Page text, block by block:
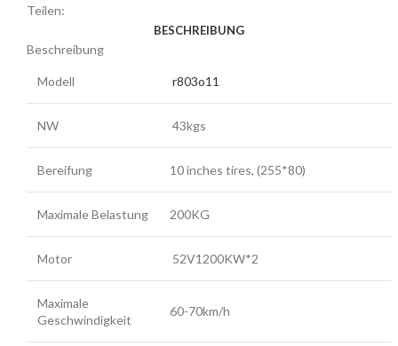
Teilen:
BESCHREIBUNG
Beschreibung
Modell r803o11
NW 43kgs
Bereifung 10 inches tires, (255*80)
Maximale Belastung 200KG
Motor 52V1200KW*2
Maximale
Geschwindigkeit
60-70km/h